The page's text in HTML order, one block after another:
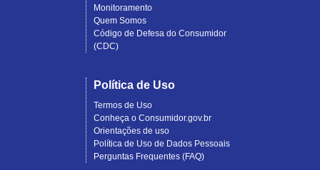
Monitoramento
Quem Somos
Código de Defesa do Consumidor
(CDC)
Política de Uso
Termos de Uso
Conheça o Consumidor.gov.br
Orientações de uso
Política de Uso de Dados Pessoais
Perguntas Frequentes (FAQ)